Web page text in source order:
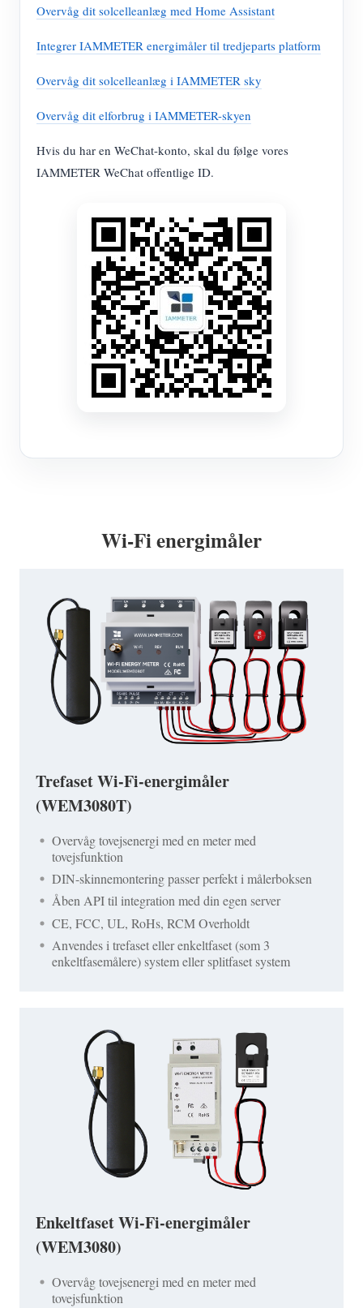
Overvåg dit solcelleanlæg med Home Assistant
Integrer IAMMETER energimåler til tredjeparts platform
Overvåg dit solcelleanlæg i IAMMETER sky
Overvåg dit elforbrug i IAMMETER-skyen
Hvis du har en WeChat-konto, skal du følge vores
IAMMETER WeChat offentlige ID.
Wi-Fi energimåler
Trefaset Wi-Fi-energimåler
(WEM3080T)
Overvåg tovejsenergi med en meter med
tovejsfunktion
DIN-skinnemontering passer perfekt i målerboksen
Åben API til integration med din egen server
CE, FCC, UL, RoHs, RCM Overholdt
Anvendes i trefaset eller enkeltfaset (som 3
enkeltfasemålere) system eller splitfaset system
Enkeltfaset Wi-Fi-energimåler
(WEM3080)
Overvåg tovejsenergi med en meter med
tovejsfunktion